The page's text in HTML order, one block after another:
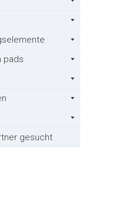
pads
gesucht